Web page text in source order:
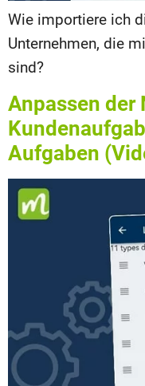
Wie importiere ich
Unternehmen, die
sind?
Anpassen der
Aufgaben